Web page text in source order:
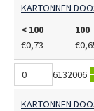
KARTONNEN
< 100
100
€0,73
6132006
KARTONNEN